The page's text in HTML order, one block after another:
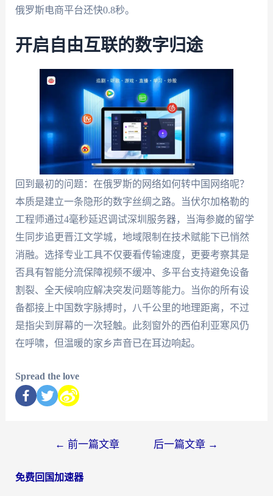
俄罗斯电商平台还快0.8秒。
开启自由互联的数字归途
回到最初的问题：在俄罗斯的网络如何转中国网络呢？
本质是建立一条隐形的数字丝绸之路。当伏尔加格勒的
工程师通过4毫秒延迟调试深圳服务器，当海参崴的留学
生同步追更晋江文学城，地域限制在技术赋能下已悄然
消融。选择专业工具不仅要看传输速度，更要考察其是
否具有智能分流保障视频不缓冲、多平台支持避免设备
割裂、全天候响应解决突发问题等能力。当你的所有设
备都接上中国数字脉搏时，八千公里的地理距离，不过
是指尖到屏幕的一次轻触。此刻窗外的西伯利亚寒风仍
在呼啸，但温暖的家乡声音已在耳边响起。
Spread the love
← 前一篇文章 后一篇文章 →
免费回国加速器